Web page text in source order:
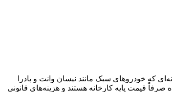
که خودروهای سبک مانند نیسان وانت و پادرا
با جهشی ۳.۹ میلیاردی قیمت‌گذاری شد. مبالغ اعلام‌شده صرفاً قیمت پایه کارخانه هستند و هزینه‌های قانونی